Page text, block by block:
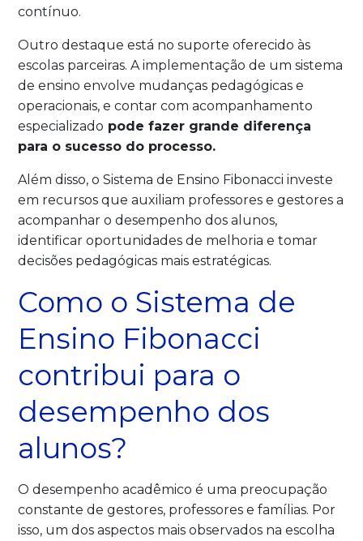
contínuo.
Outro destaque está no suporte oferecido às
escolas parceiras. A implementação de um sistema
de ensino envolve mudanças pedagógicas e
operacionais, e contar com acompanhamento
especializado pode fazer grande diferença
para o sucesso do processo.
Além disso, o Sistema de Ensino Fibonacci investe
em recursos que auxiliam professores e gestores a
acompanhar o desempenho dos alunos,
identificar oportunidades de melhoria e tomar
decisões pedagógicas mais estratégicas.
Como o Sistema de
Ensino Fibonacci
contribui para o
desempenho dos
alunos?
O desempenho acadêmico é uma preocupação
constante de gestores, professores e famílias. Por
isso, um dos aspectos mais observados na escolha